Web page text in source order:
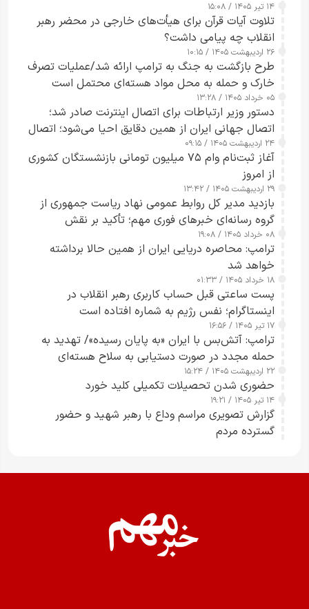
۱۴ تیر ۱۴۰۵ / ۱۵:۰۸
تلاوت آیات قرآن برای هیأت‌های خارجی در محضر رهبر
انقلاب چه پیامی داشت؟
۲۶ اردیبهشت ۱۴۰۵ / ۱۰:۱۵
طرح‌ بازگشت به جنگ به ترامپ ارائه شد/عملیات تصرف
خارک و حمله به محل مواد هسته‌ای محتمل است
۰۵ خرداد ۱۴۰۵ / ۱۳:۲۸
دستور وزیر ارتباطات برای اتصال اینترنت صادر شد؛
اتصال جهانی ایران از همین دقایق احیا می‌شود؛ اتصال
کامل مردم تا ۲۴ ساعت آینده
۲۴ اردیبهشت ۱۴۰۵ / ۰۹:۱۵
آغاز ثبت‌نام وام ۷۵ میلیون تومانی بازنشستگان کشوری
از امروز
۲۹ اردیبهشت ۱۴۰۵ / ۱۳:۴۲
بازدید مدیر کل روابط عمومی نهاد ریاست جمهوری از
گروه رسانه‌ای خبرهای فوری مهم؛ تأکید بر نقش
رسانه‌های هوشمند و مسئول در ارتقای آگاهی عمومی
۰۸ خرداد ۱۴۰۵ / ۱۹:۰۸
ترامپ: محاصره دریایی ایران از همین حالا برداشته
خواهد شد
۱۸ خرداد ۱۴۰۵ / ۰۱:۳۳
پست ساعتی قبل حساب کاربری رهبر انقلاب در
اینستاگرام؛ نفس رژیم به شماره افتاده است​
۱۷ تیر ۱۴۰۵ / ۱۶:۵۶
ترامپ: آتش‌بس با ایران «به پایان رسیده»/ تهدید به
حمله مجدد در صورت دستیابی به سلاح هسته‌ای
۲۲ اردیبهشت ۱۴۰۵ / ۱۵:۲۴
حضوری شدن تحصیلات تکمیلی کلید خورد
۱۴ تیر ۱۴۰۵ / ۱۹:۲۱
گزارش تصویری مراسم وداع با رهبر شهید و حضور
گسترده مردم